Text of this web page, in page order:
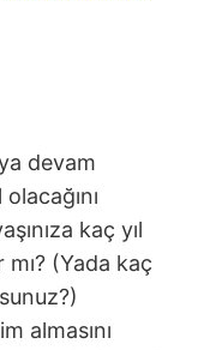
devam
kaç yıl
mı? (Yada kaç
almasını